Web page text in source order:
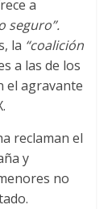
a
seguro”.
la “coalición
a las de los
el agravante
reclaman el
y
no